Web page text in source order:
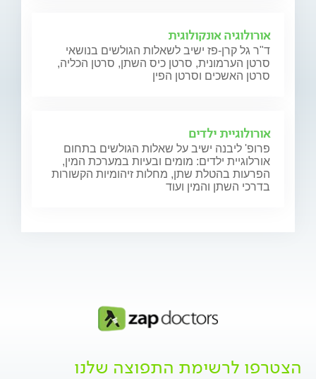
אורולוגיה אונקולוגית
ד"ר גל קרן-פז ישיב לשאלות הגולשים בנושאי
סרטן הערמונית, סרטן כיס השתן, סרטן הכליה,
סרטן האשכים וסרטן הפין
אורולוגיית ילדים
פרופ' ליבנה ישיב על שאלות הגולשים בתחום
אורלוגיית ילדים: מומים ובעיות במערכת המין,
הפרעות בהטלת שתן, מחלות זיהומיות הקשורות
בדרכי השתן והמין ועוד
הצטרפו לרשימת התפוצה שלנו